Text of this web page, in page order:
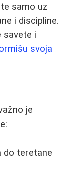
samo uz
i discipline.
savete i
svoja
je
do teretane